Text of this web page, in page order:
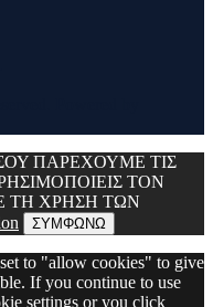
ΠΑΡΕΧΟΥΜΕ ΤΙΣ
ΤΟΝ
ΤΗ ΧΡΗΣΗ ΤΩΝ
ΣΥΜΦΩΝΩ
to "allow cookies" to give
If you continue to use
settings or you click